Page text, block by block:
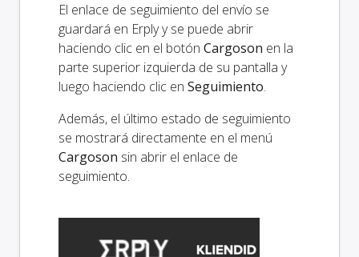
El enlace de seguimiento del envío se
guardará en Erply y se puede abrir
haciendo clic en el botón Cargoson en la
parte superior izquierda de su pantalla y
luego haciendo clic en Seguimiento.
Además, el último estado de seguimiento
se mostrará directamente en el menú
Cargoson sin abrir el enlace de
seguimiento.